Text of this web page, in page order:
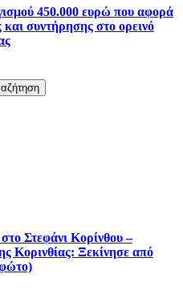
450.000 ευρώ που αφορά
συντήρησης στο ορεινό
Στεφάνι Κορίνθου –
Κορινθίας: Ξεκίνησε από